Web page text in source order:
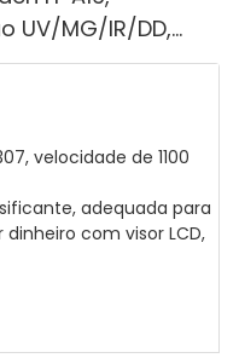
UV/MG/IR/DD,
1100 euros por